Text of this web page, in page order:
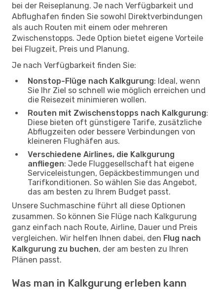
bei der Reiseplanung. Je nach Verfügbarkeit und
Abflughafen finden Sie sowohl Direktverbindungen
als auch Routen mit einem oder mehreren
Zwischenstopps. Jede Option bietet eigene Vorteile
bei Flugzeit, Preis und Planung.
Je nach Verfügbarkeit finden Sie:
Nonstop-Flüge nach Kalkgurung: Ideal, wenn
Sie Ihr Ziel so schnell wie möglich erreichen und
die Reisezeit minimieren wollen.
Routen mit Zwischenstopps nach Kalkgurung:
Diese bieten oft günstigere Tarife, zusätzliche
Abflugzeiten oder bessere Verbindungen von
kleineren Flughäfen aus.
Verschiedene Airlines, die Kalkgurung
anfliegen: Jede Fluggesellschaft hat eigene
Serviceleistungen, Gepäckbestimmungen und
Tarifkonditionen. So wählen Sie das Angebot,
das am besten zu Ihrem Budget passt.
Unsere Suchmaschine führt all diese Optionen
zusammen. So können Sie Flüge nach Kalkgurung
ganz einfach nach Route, Airline, Dauer und Preis
vergleichen. Wir helfen Ihnen dabei, den Flug nach
Kalkgurung zu buchen, der am besten zu Ihren
Plänen passt.
Was man in Kalkgurung erleben kann